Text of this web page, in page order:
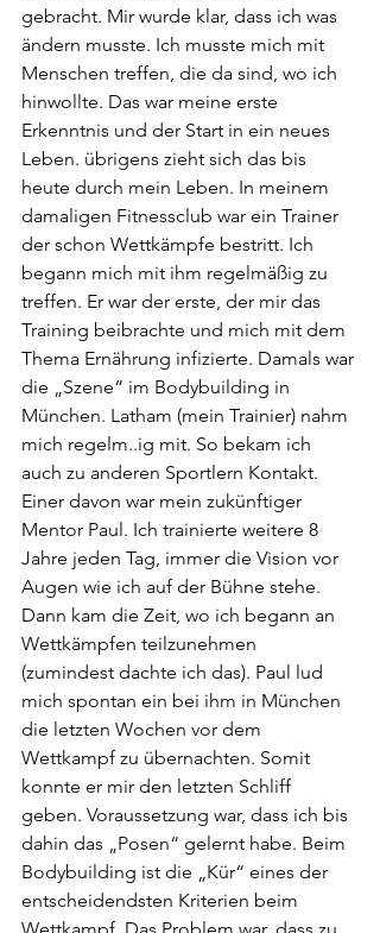
gebracht. Mir wurde klar, dass ich was
ändern musste. Ich musste mich mit
Menschen treffen, die da sind, wo ich
hinwollte. Das war meine erste
Erkenntnis und der Start in ein neues
Leben. übrigens zieht sich das bis
heute durch mein Leben. In meinem
damaligen Fitnessclub war ein Trainer
der schon Wettkämpfe bestritt. Ich
begann mich mit ihm regelmäßig zu
treffen. Er war der erste, der mir das
Training beibrachte und mich mit dem
Thema Ernährung infizierte. Damals war
die „Szene“ im Bodybuilding in
München. Latham (mein Trainier) nahm
mich regelm..ig mit. So bekam ich
auch zu anderen Sportlern Kontakt.
Einer davon war mein zukünftiger
Mentor Paul. Ich trainierte weitere 8
Jahre jeden Tag, immer die Vision vor
Augen wie ich auf der Bühne stehe.
Dann kam die Zeit, wo ich begann an
Wettkämpfen teilzunehmen
(zumindest dachte ich das). Paul lud
mich spontan ein bei ihm in München
die letzten Wochen vor dem
Wettkampf zu übernachten. Somit
konnte er mir den letzten Schliff
geben. Voraussetzung war, dass ich bis
dahin das „Posen“ gelernt habe. Beim
Bodybuilding ist die „Kür“ eines der
entscheidendsten Kriterien beim